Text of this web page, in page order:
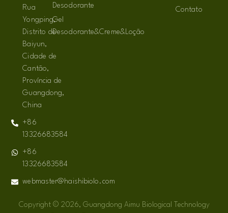
Rua
Yongping,
Distrito de
Baiyun,
Cidade de
Cantão,
Província de
Guangdong,
China
+86
13326683584
+86
13326683584
webmaster@haishibiolo.com
Desodorante
Gel
Desodorante&Creme&Loção
Contato
Copyright © 2026, Guangdong Aimu Biological Technology